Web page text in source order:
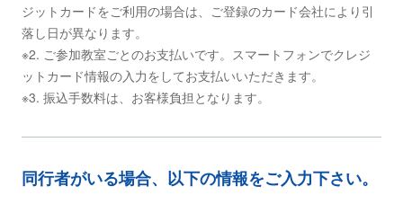
ジットカードをご利用の場合は、ご登録のカード会社により引
落し日が異なります。
※2. ご参加教室ごとのお支払いです。スマートフォンでクレジ
ットカード情報の入力をしてお支払いいただきます。
※3. 振込手数料は、お客様負担となります。
同行者がいる場合、以下の情報をご入力下さい。